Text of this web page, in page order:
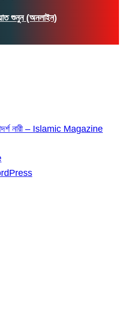
শুনুন (অনলাইন)
নারী – Islamic Magazine